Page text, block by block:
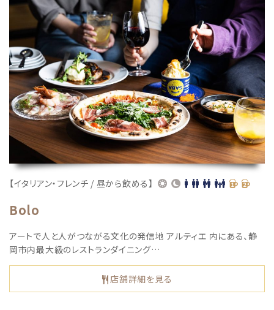
【イタリアン・フレンチ / 昼から飲める】
Bolo
アートで人と人がつながる文化の発信地 アルティエ 内にある、静
岡市内最大級のレストランダイニング…
店舗詳細を見る